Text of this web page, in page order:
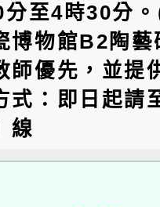
至4時30分
博物館B2陶
師優先，並提
式：即日起請
線